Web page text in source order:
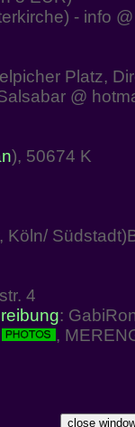
- info
Platz,
@
), 50674 K
Köln/
4
:
,